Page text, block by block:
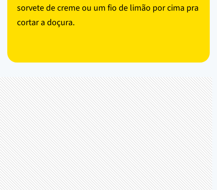
sorvete de creme ou um fio de limão por cima pra
cortar a doçura.